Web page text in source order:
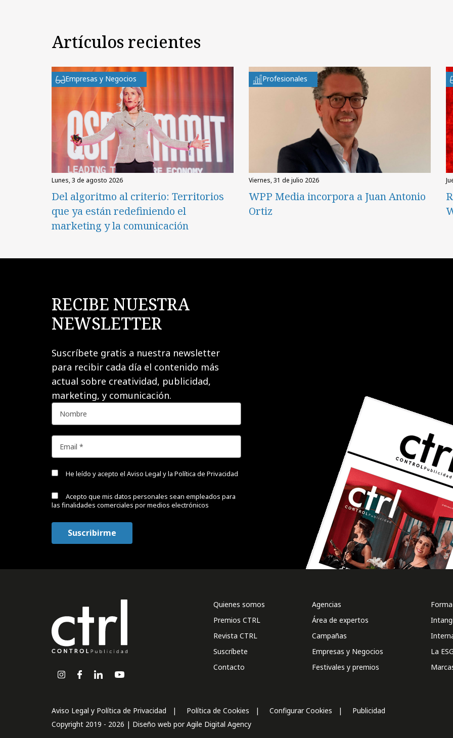
Artículos recientes
Empresas y Negocios
lunes, 3 de agosto 2026
Del algoritmo al criterio: Territorios
que ya están redefiniendo el
marketing y la comunicación
Profesionales
viernes, 31 de julio 2026
WPP Media incorpora a Juan Antonio
Ortiz
RECIBE NUESTRA
NEWSLETTER
Suscríbete gratis a nuestra newsletter
para recibir cada día el contenido más
actual sobre creatividad, publicidad,
marketing, y comunicación.
He leído y acepto el Aviso Legal y la Política de Privacidad
Acepto que mis datos personales sean empleados para
las finalidades comerciales por medios electrónicos
Quienes somos
Premios CTRL
Revista CTRL
Suscríbete
Contacto
Agencias
Área de expertos
Campañas
Empresas y Negocios
Festivales y premios
La
Aviso Legal y Política de Privacidad Política de Cookies Configurar Cookies
Publicidad
Copyright 2019 - 2026 | Diseño web porAgile Digital Agency